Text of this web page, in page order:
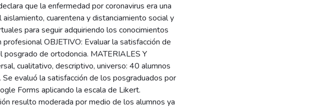
que la enfermedad por coronavirus era una
cuarentena y distanciamiento social y
para seguir adquiriendo los conocimientos
OBJETIVO: Evaluar la satisfacción de
posgrado de ortodoncia. MATERIALES Y
cualitativo, descriptivo, universo: 40 alumnos
evaluó la satisfacción de los posgraduados por
Forms aplicando la escala de Likert.
resulto moderada por medio de los alumnos ya